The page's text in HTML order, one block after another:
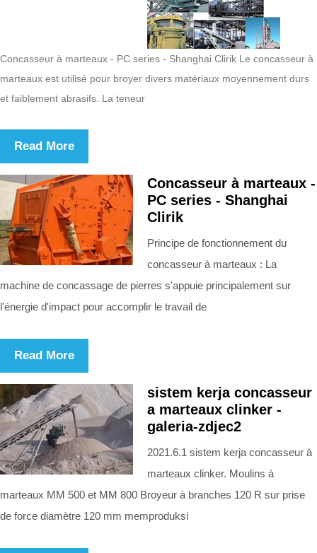
Concasseur à marteaux - PC series - Shanghai Clirik Le concasseur à
marteaux est utilisé pour broyer divers matériaux moyennement durs
et faiblement abrasifs. La teneur
Read More
Concasseur à marteaux -
PC series - Shanghai
Clirik
Principe de fonctionnement du
concasseur à marteaux : La
machine de concassage de pierres s'appuie principalement sur
l'énergie d'impact pour accomplir le travail de
Read More
sistem kerja concasseur
a marteaux clinker -
galeria-zdjec2
2021.6.1 sistem kerja concasseur à
marteaux clinker. Moulins à
marteaux MM 500 et MM 800 Broyeur à branches 120 R sur prise
de force diamètre 120 mm memproduksi